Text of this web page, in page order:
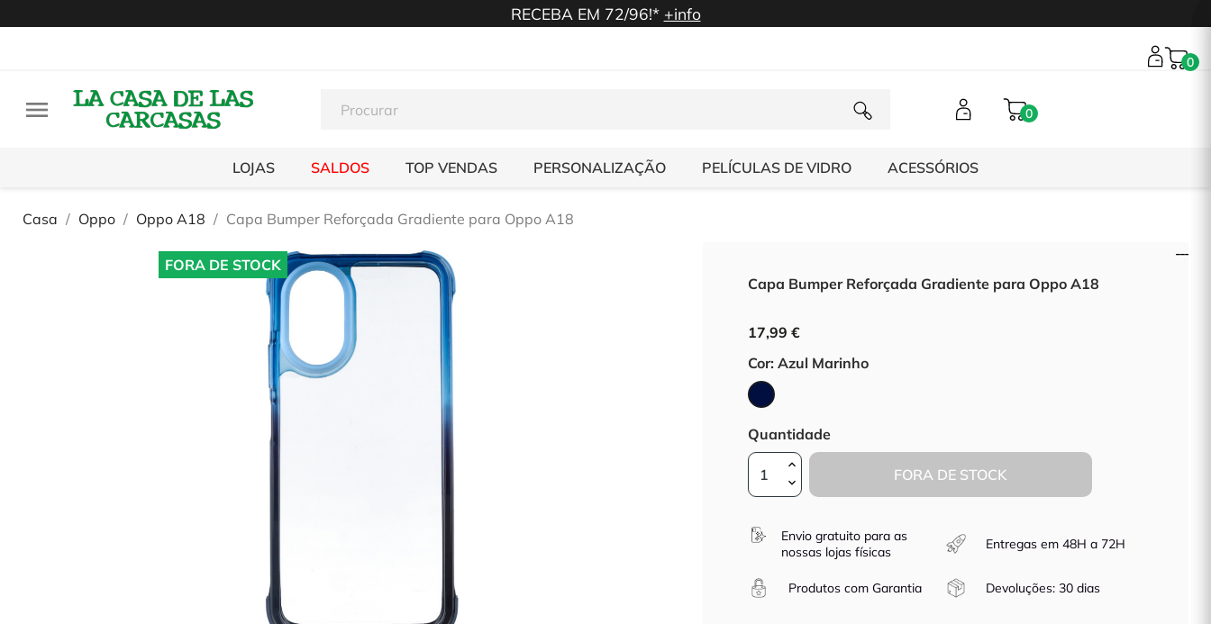
RECEBA EM 72/96!* +info
0
 0
LOJAS SALDOS TOP VENDAS PERSONALIZAÇÃO PELÍCULAS DE VIDRO ACESSÓRIOS
Casa Oppo Oppo A18 Capa Bumper Reforçada Gradiente para Oppo A18
FORA DE STOCK
Capa Bumper Reforçada Gradiente para Oppo A18
17,99 €
Cor: Azul Marinho
Azul
Marinho
Quantidade
FORA DE STOCK
Envio gratuito para as
nossas lojas físicas
Entregas em 48H a 72H
Produtos com Garantia Devoluções: 30 dias